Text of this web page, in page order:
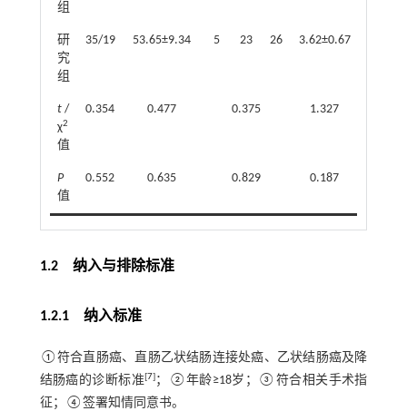
组
研
究
组
35/19 53.65±9.34 5 23 26 3.62±0.67
t/
χ2
值
0.354 0.477 0.375 1.327
P
值
0.552 0.635 0.829 0.187
1.2 纳入与排除标准
1.2.1 纳入标准
①符合直肠癌、直肠乙状结肠连接处癌、乙状结肠癌及降
结肠癌的诊断标准[7] ；②年龄≥18岁；③符合相关手术指
征；④签署知情同意书。